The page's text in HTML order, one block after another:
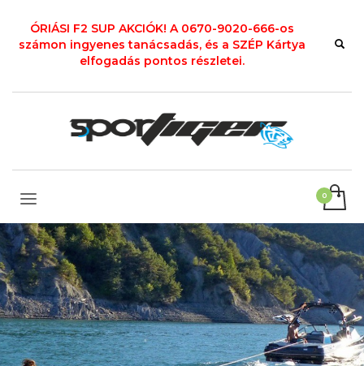
ÓRIÁSI F2 SUP AKCIÓK! A 0670-9020-666-os
számon ingyenes tanácsadás, és a SZÉP Kártya
elfogadás pontos részletei.